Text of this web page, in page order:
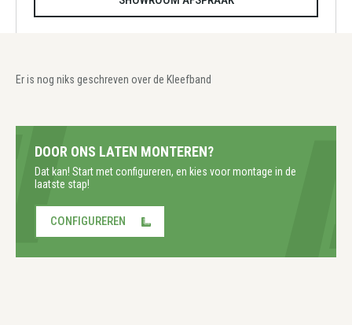
Er is nog niks geschreven over de Kleefband
DOOR ONS LATEN MONTEREN?
Dat kan! Start met configureren, en kies voor montage in de
laatste stap!
CONFIGUREREN